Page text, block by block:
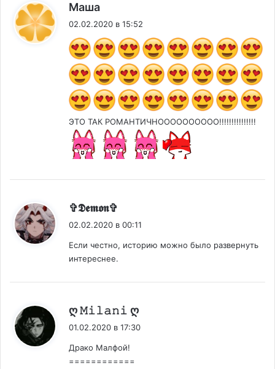
Маша
02.02.2020 в 15:52
ЭТО ТАК РОМАНТИЧНОООООООООО!!!!!!!!!!!!!!!
✞𝕯𝖊𝖒𝖔𝖓✞
02.02.2020 в 00:11
Если честно, историю можно было развернуть
интереснее.
ღ 𝙼𝚒𝚕𝚊𝚗𝚒 ღ
01.02.2020 в 17:30
Драко Малфой!
============